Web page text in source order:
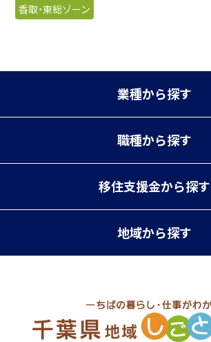
香取・東総ゾーン
業種から探す
職種から探す
移住支援金から探す
地域から探す